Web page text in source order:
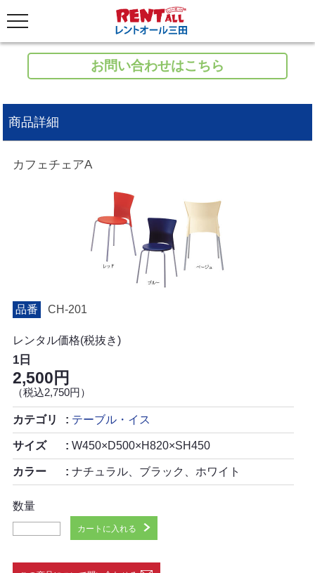
お問い合わせはこちら
商品詳細
カフェチェアA
品番 CH-201
レンタル価格(税抜き)
1日
2,500円
（税込2,750円）
カテゴリ テーブル・イス
サイズ W450×D500×H820×SH450
カラー ナチュラル、ブラック、ホワイト
数量
カートに入れる